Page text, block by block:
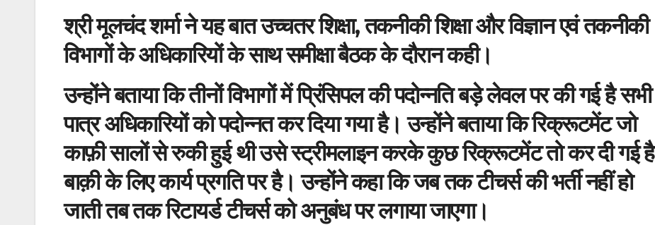
श्री मूलचंद शर्मा ने यह बात उच्चतर शिक्षा, तकनीकी शिक्षा और विज्ञान एवं तकनीकी
विभागों के अधिकारियों के साथ समीक्षा बैठक के दौरान कही।
उन्होंने बताया कि तीनों विभागों में प्रिंसिपल की पदोन्नति बड़े लेवल पर की गई है सभी
पात्र अधिकारियों को पदोन्नत कर दिया गया है। उन्होंने बताया कि रिक्रूटमेंट जो
काफ़ी सालों से रुकी हुई थी उसे स्ट्रीमलाइन करके कुछ रिक्रूटमेंट तो कर दी गई है
बाक़ी के लिए कार्य प्रगति पर है। उन्होंने कहा कि जब तक टीचर्स की भर्ती नहीं हो
जाती तब तक रिटायर्ड टीचर्स को अनुबंध पर लगाया जाएगा।